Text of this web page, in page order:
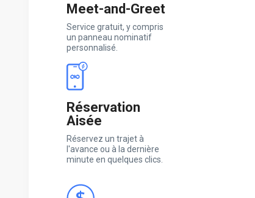
Meet-and-Greet
Service gratuit, y compris
un panneau nominatif
personnalisé.
Réservation
Aisée
Réservez un trajet à
l'avance ou à la dernière
minute en quelques clics.